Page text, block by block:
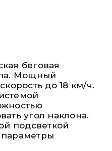
беговая
Мощный
до 18 км/ч.
угол наклона.
подсветкой